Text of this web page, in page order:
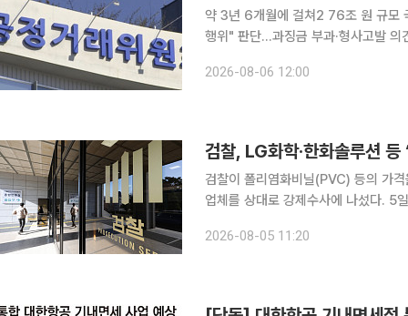
약 3년 6개월에 걸쳐2 76조 원 규모
행위" 판단...과징금 부과·형사고발 의견 제시 국내 주요 증권사와 은행 등 15개
에 오르게 됐다. 법정 상한을 단순 적
2026-08-06 12:00
검찰, LG화학·한화솔루션
검찰이 폴리염화비닐(PVC) 등의 가
업체를 상대로 강제수사에 나섰다. 5일 서울중앙지검 공정거래조사부(나희석 부장검사)는 이날 오
건 관련자에 대해 공정거래법위반 혐
2026-08-05 11:20